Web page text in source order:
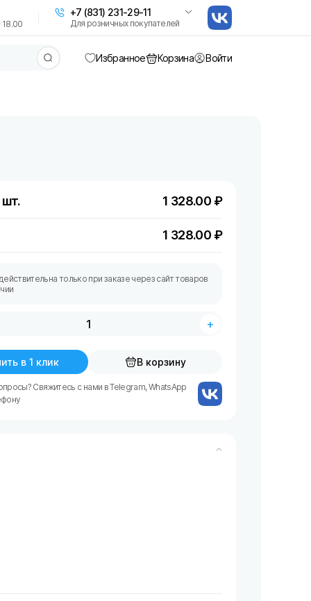
+7 (831) 231-29-11
Для розничных покупателей
Избранное Корзина Войти
шт. 1 328.00 ₽
1 328.00 ₽
только при заказе через сайт товаров
+
в 1 клик В корзину
Свяжитесь с нами в Telegram, WhatsApp